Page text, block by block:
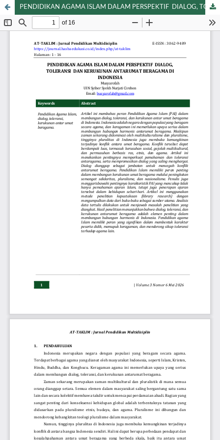
PENDIDIKAN AGAMA ISLAM DALAM PERSPEKTIF DIALOG, TOLERANSI DAN KERUKUNAN ANTARUMAT BERAGAMA DI INDONESIA